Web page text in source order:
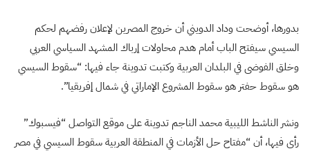
بدورها، أوضحت وداد الدويني أن خروج المصرين لإعلان رفضهم لحكم
السيسي سيفتح الباب أمام هدم محاولات إرباك المشهد السياسي العربي
وخلق الفوضى في البلدان العربية وكتبت تدوينة جاء فيها: “سقوط السيسي
هو سقوط حفتر هو سقوط المشروع الإماراتي في شمال إفريقيا”.
ونشر الناشط الليبية محمد الناجم تدوينة على موقع التواصل “فيسبوك”
رأى فيها، أن “مفتاح حل الأزمات في المنطقة العربية سقوط السيسي في مصر